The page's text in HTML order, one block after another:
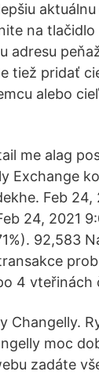
aktuálnu
na tlačidlo
adresu
tiež pridať
alebo
me alag
Exchange
Feb 24,
24, 2021
92,583
4 vteřinách
Changelly.
moc
zadáte